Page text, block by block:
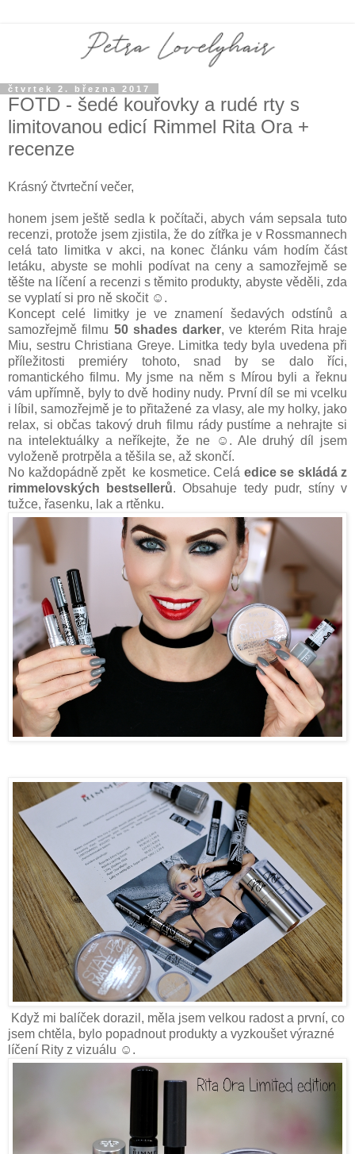
čtvrtek 2. března 2017
FOTD - šedé kouřovky a rudé rty s
limitovanou edicí Rimmel Rita Ora +
recenze
Krásný čtvrteční večer,
honem jsem ještě sedla k počítači, abych vám sepsala tuto
recenzi, protože jsem zjistila, že do zítřka je v Rossmannech
celá tato limitka v akci, na konec článku vám hodím část
letáku, abyste se mohli podívat na ceny a samozřejmě se
těšte na líčení a recenzi s těmito produkty, abyste věděli, zda
se vyplatí si pro ně skočit ☺.
Koncept celé limitky je ve znamení šedavých odstínů a
samozřejmě filmu 50 shades darker, ve kterém Rita hraje
Miu, sestru Christiana Greye. Limitka tedy byla uvedena při
příležitosti premiéry tohoto, snad by se dalo říci,
romantického filmu. My jsme na něm s Mírou byli a řeknu
vám upřímně, byly to dvě hodiny nudy. První díl se mi vcelku
i líbil, samozřejmě je to přitažené za vlasy, ale my holky, jako
relax, si občas takový druh filmu rády pustíme a nehrajte si
na intelektuálky a neříkejte, že ne ☺. Ale druhý díl jsem
vyloženě protrpěla a těšila se, až skončí.
No každopádně zpět ke kosmetice. Celá edice se skládá z
rimmelovských bestsellerů. Obsahuje tedy pudr, stíny v
tužce, řasenku, lak a rtěnku.
Když mi balíček dorazil, měla jsem velkou radost a první, co
jsem chtěla, bylo popadnout produkty a vyzkoušet výrazné
líčení Rity z vizuálu ☺.